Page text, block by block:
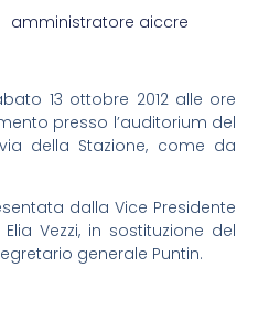
amministratore aiccre
13 ottobre 2012 alle ore
presso l’auditorium del
della Stazione, come da
dalla Vice Presidente
Vezzi, in sostituzione del
generale Puntin.